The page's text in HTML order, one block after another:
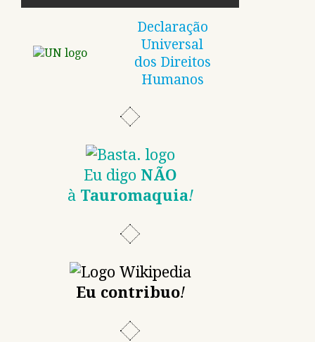
Declaração
Universal
dos Direitos
Humanos
Eu digo NÃO
à Tauromaquia!
Eu contribuo!